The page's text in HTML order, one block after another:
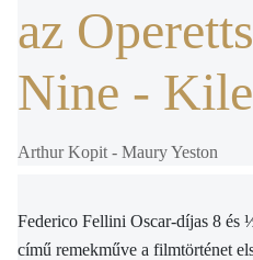
az
Nine -
Arthur Kopit - Maury Yeston
Federico Fellini Oscar-díjas 8 és
című remekműve a filmtörténet